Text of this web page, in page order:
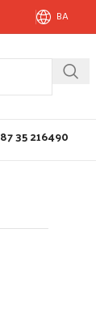
BA
35 216490